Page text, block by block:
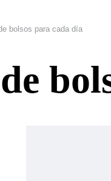
bolsos para cada día